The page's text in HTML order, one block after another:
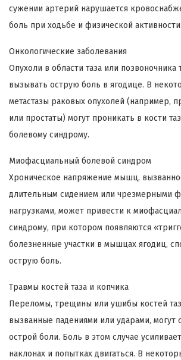
сужении артерий нарушается
боль при ходьбе и физической активности.
Онкологические заболевания
Опухоли в области таза или позвоночника
вызывать острую боль в ягодице. В
метастазы раковых опухолей (например,
или простаты) могут проникать в кости
болевому синдрому.
Миофасциальный болевой синдром
Хроническое напряжение мышц,
длительным сидением или чрезмерными
нагрузками, может привести к
синдрому, при котором появляются
болезненные участки в мышцах ягодиц,
острую боль.
Травмы костей таза и копчика
Переломы, трещины или ушибы костей
вызванные падениями или ударами, могут
острой боли. Боль в этом случае
наклонах и попытках двигаться. В